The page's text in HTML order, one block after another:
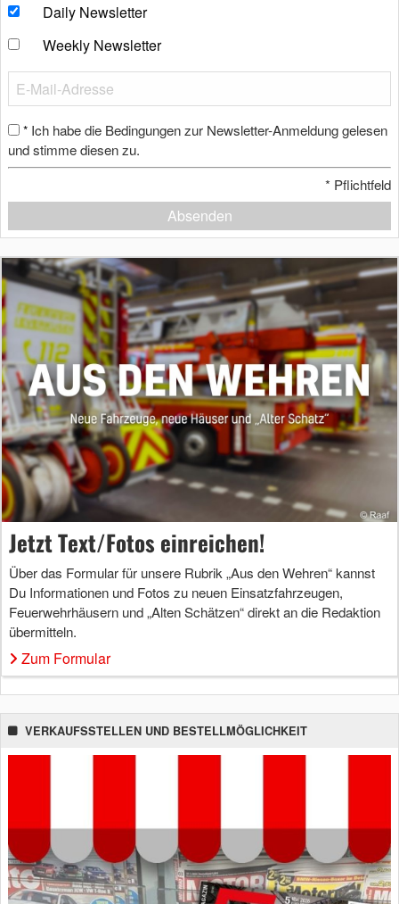
Daily Newsletter
Weekly Newsletter
* Ich habe die Bedingungen zur Newsletter-Anmeldung gelesen
und stimme diesen zu.
* Pflichtfeld
Absenden
Jetzt Text/Fotos einreichen!
Über das Formular für unsere Rubrik „Aus den Wehren“ kannst
Du Informationen und Fotos zu neuen Einsatzfahrzeugen,
Feuerwehrhäusern und „Alten Schätzen“ direkt an die Redaktion
übermitteln.
Zum Formular
VERKAUFSSTELLEN UND BESTELLMÖGLICHKEIT